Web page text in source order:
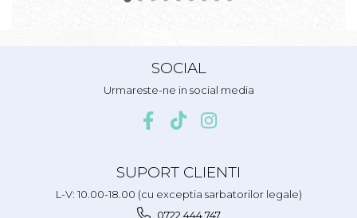
SOCIAL
Urmareste-ne in social media
SUPORT CLIENTI
L-V: 10.00-18.00 (cu exceptia sarbatorilor legale)
0722.444.747